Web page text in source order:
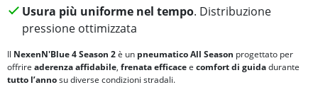
Usura più uniforme nel tempo. Distribuzione
pressione ottimizzata
Il NexenN'Blue 4 Season 2è un pneumatico All Season progettato per
offrire aderenza affidabile, frenata efficacee comfort di guidadurante
tutto l’annosu diverse condizioni stradali.